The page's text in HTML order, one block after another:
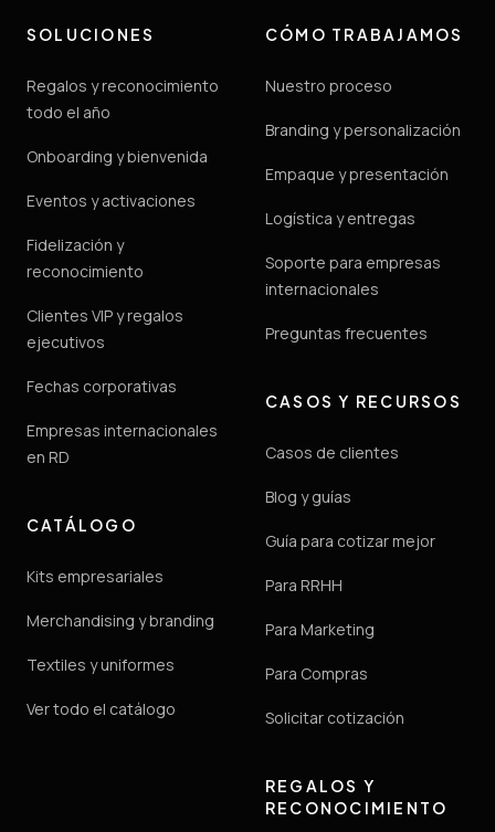
SOLUCIONES
Regalos y reconocimiento
todo el año
Onboarding y bienvenida
Eventos y activaciones
Fidelización y
reconocimiento
Clientes VIP y regalos
ejecutivos
Fechas corporativas
Empresas internacionales
en RD
CATÁLOGO
Kits empresariales
Merchandising y branding
Textiles y uniformes
Ver todo el catálogo
CÓMO TRABAJAMOS
Nuestro proceso
Branding y personalización
Empaque y presentación
Logística y entregas
Soporte para empresas
internacionales
Preguntas frecuentes
CASOS Y RECURSOS
Casos de clientes
Blog y guías
Guía para cotizar mejor
Para RRHH
Para Marketing
Para Compras
Solicitar cotización
REGALOS Y
RECONOCIMIENTO